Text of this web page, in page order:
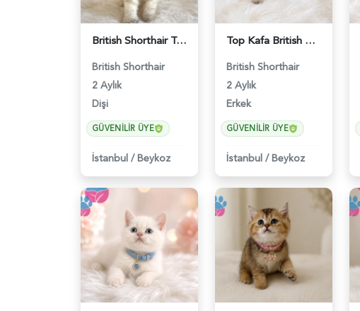
British Shorthair Tombul Yanak Prenses Yuva Arıyor - 5152
British Shorthair
2 Aylık
Dişi
GÜVENILIR ÜYE
İstanbul /Beykoz
Top Kafa British Shorthair Blue Point Yakışıklımız - 4641
British Shorthair
2 Aylık
Erkek
GÜVENILIR ÜYE
İstanbul /Beykoz